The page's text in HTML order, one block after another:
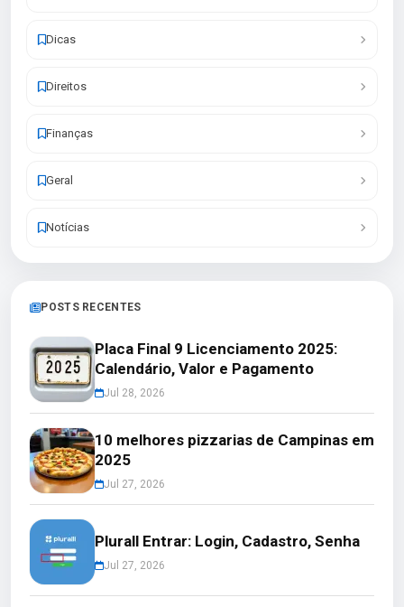
Dicas
Direitos
Finanças
Geral
Notícias
POSTS RECENTES
Placa Final 9 Licenciamento 2025:
Calendário, Valor e Pagamento
Jul 28, 2026
10 melhores pizzarias de Campinas em
2025
Jul 27, 2026
Plurall Entrar: Login, Cadastro, Senha
Jul 27, 2026